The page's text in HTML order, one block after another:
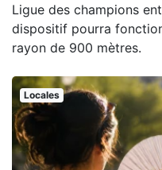
Ligue des champions
dispositif pourra
rayon de 900 mètres.
Locales